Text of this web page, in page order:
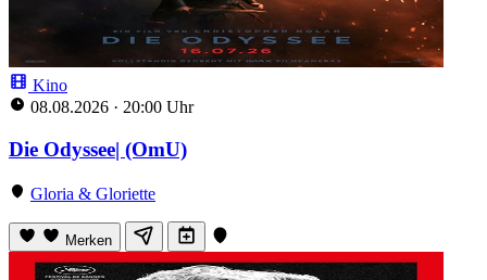
Kino
08.08.2026 · 20:00 Uhr
Die Odyssee| (OmU)
Gloria & Gloriette
Merken